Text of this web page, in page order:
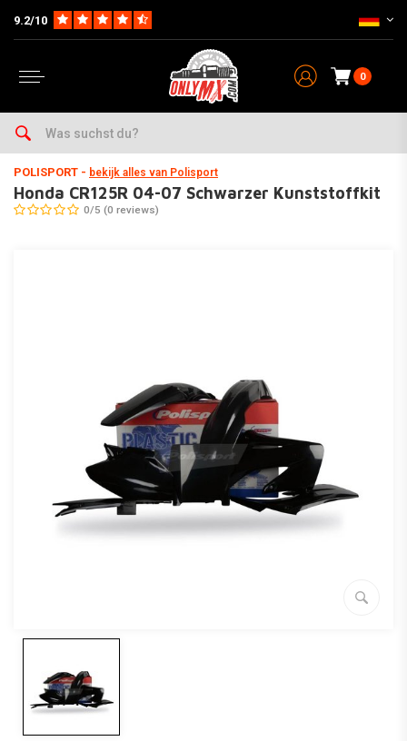
9.2/10
0
Home
POLISPORT - bekijk alles van Polisport
Honda CR125R 04-07 Schwarzer Kunststoffkit
0/5 (0 reviews)